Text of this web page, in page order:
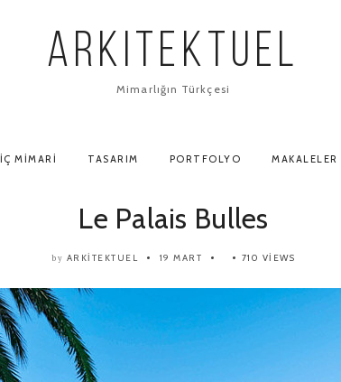
ARKITEKTUEL
Mimarlığın Türkçesi
İÇ MIMARI TASARIM PORTFOLYO MAKALELER
Le Palais Bulles
by ARKITEKTUEL 19 MART 710 VIEWS